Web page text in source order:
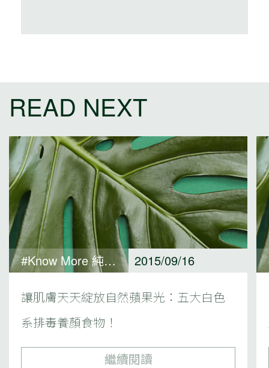
READ NEXT
#Know More 純淨保養觀點 2015/09/16
讓肌膚天天綻放自然蘋果光：五大白色
系排毒養顏食物！
繼續閱讀